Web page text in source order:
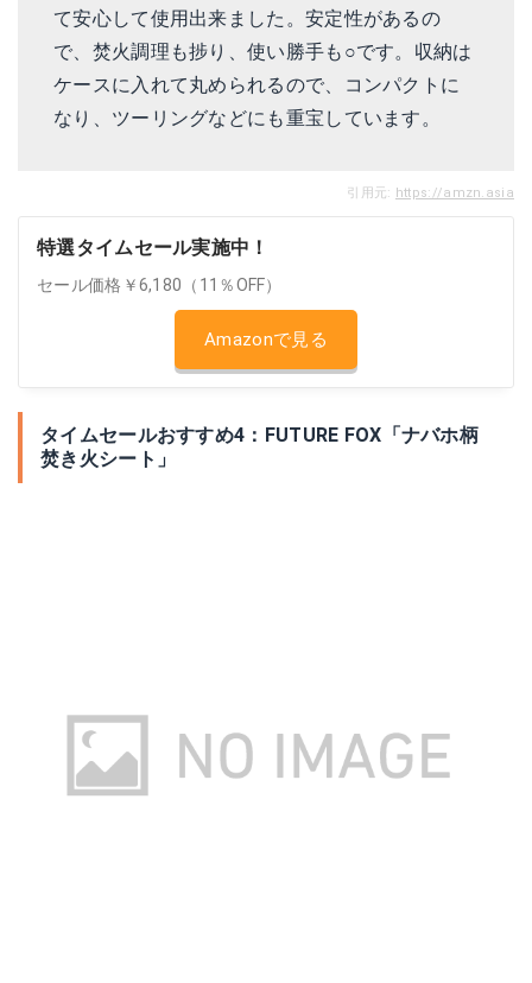
て安心して使用出来ました。安定性があるの
で、焚火調理も捗り、使い勝手も○です。収納は
ケースに入れて丸められるので、コンパクトに
なり、ツーリングなどにも重宝しています。
引用元: https://amzn.asia
特選タイムセール実施中！
セール価格￥6,180（11％OFF）
Amazonで見る
タイムセールおすすめ4：FUTURE FOX「ナバホ柄
焚き火シート」